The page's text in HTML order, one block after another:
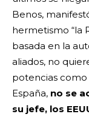
Benos,
hermetismo “la
basada en la
aliados, no
potencias como
España, no se
su jefe, los